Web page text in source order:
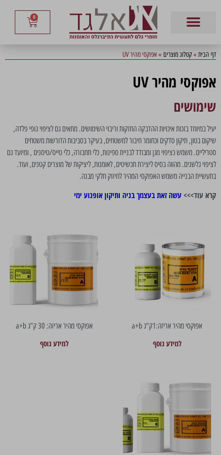
0
דף הבית »קטלוג מוצרים »אפוקסי מהיר UV
אפוקסי מהיר UV
שימושים
יעיל במיוחד בזכות איכויות ההדבקה החזקות וריבוי השימושים. מתאים גם לציפוי גופי פלדה,
שיקום בטון, תיקון סדקים וכחומר חיבור למשטחים, בעיקר בסביבות הדורשות משטחים
סטריליים. משמש כציפוי מגן ומבודד לבניית ספינות, כלי תחבורה, כלי טייס/טיסנים , ומיועד גם
לציפוי גלשנים. מהווה בסיס ליצירת תכשיטים, לאומנות, ליציקות של מוצרים קטנים, ועוד.
בתעשיית הבנייה משמש האפוקסי המהיר לחיזוק חלקי מבנה.
קרא עוד>>> עשה זאת בעצמך בניה ותיקון אופנוע ימי
אפוקסי מהיר אריזה:1ק"ג a+b
למידע נוסף
אפוקסי מהיר אריזה: 30 ק"ג a+b
למידע נוסף